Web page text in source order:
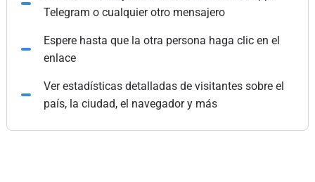
Telegram o cualquier otro mensajero
Espere hasta que la otra persona haga clic en el
enlace
Ver estadísticas detalladas de visitantes sobre el
país, la ciudad, el navegador y más